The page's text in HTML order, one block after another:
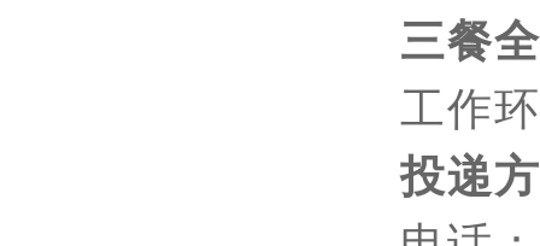
三餐
工作
投递